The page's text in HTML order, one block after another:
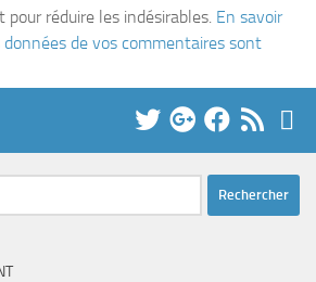
pour réduire les indésirables. En savoir
de vos commentaires sont